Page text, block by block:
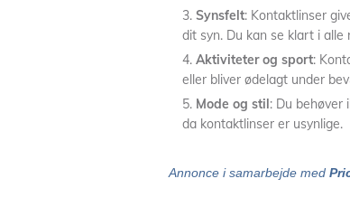
Synsfelt: Kontaktlinser
dit syn. Du kan se klart i alle
Aktiviteter og sport:
eller bliver ødelagt under
Mode og stil: Du behøver
da kontaktlinser er usynlige.
Annonce i samarbejde med